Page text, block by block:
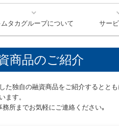
ムタカグループについて
法人案内
経営理念
代表紹介
スタッフ紹介
アクセス
最新のセミナー情報
個人情報保護方針
サー
法人
個人
病院・診
創業をお
商品のご紹介
た独自の融資商品をご紹介するとと
ます。
所までお気軽にご連絡ください｡